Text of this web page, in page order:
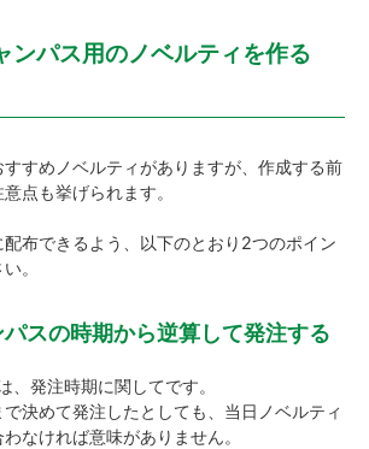
ンパス用のノベルティを作る
すめノベルティがありますが、作成する前
点も挙げられます。
配布できるよう、以下のとおり2つのポイン
。
スの時期から逆算して発注する
、発注時期に関してです。
決めて発注したとしても、当日ノベルティ
なければ意味がありません。